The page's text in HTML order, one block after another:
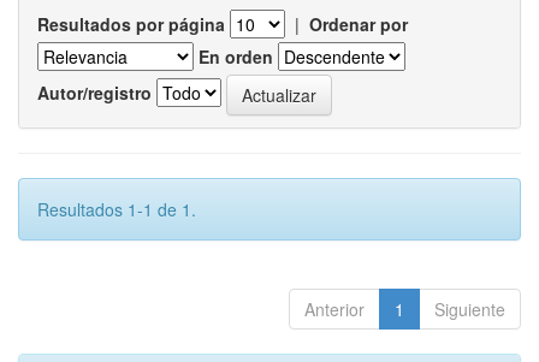
Resultados por página | Ordenar por
En orden
Autor/registro
Resultados 1-1 de 1.
Anterior 1 Siguiente